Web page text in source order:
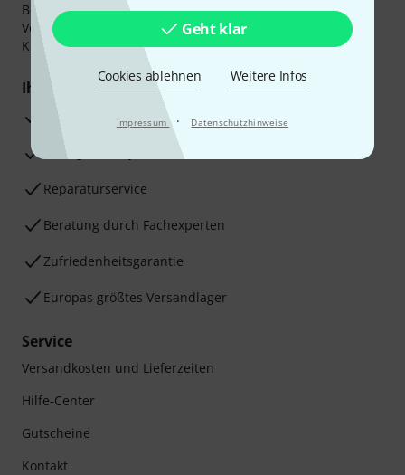
Geht klar
Cookies ablehnen Weitere Infos
Impressum · Datenschutzhinweise
Bezahlen Sie vertraulich und sicher per Nachnahme,
Vorkasse, PayPal, Amazon Pay,Klarna Sofort bezahlen
,
Klarna Ratenzahlungoder Kreditkarte.
Ihre Vorteile
3 Jahre Thomann Garantie
30 Tage Money-Back-Garantie
Reparaturservice
Beratung durch Fachexperten
Zufriedenheitsgarantie
Europas größtes Versandlager
Service
Versandkosten und Lieferzeiten
Hilfe-Center
Gutscheine
Kontakt